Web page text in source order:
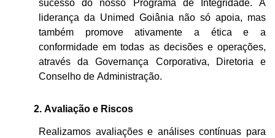
sucesso do nosso Programa de Integridade. A
liderança da Unimed Goiânia não só apoia, mas
também promove ativamente a ética e a
conformidade em todas as decisões e operações,
através da Governança Corporativa, Diretoria e
Conselho de Administração.
2. Avaliação e Riscos
Realizamos avaliaçõese análisescontínuas para